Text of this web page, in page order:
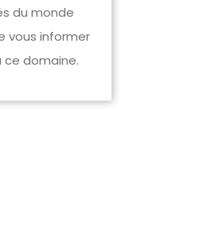
du monde
vous informer
ce domaine.